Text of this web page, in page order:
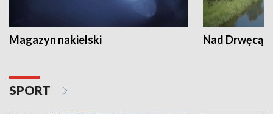
Magazyn nakielski Nad Drwęcą
SPORT